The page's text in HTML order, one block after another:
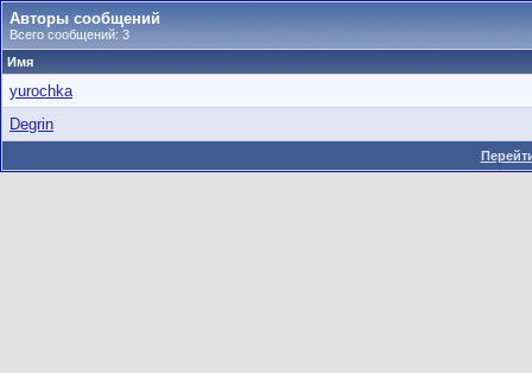
Авторы сообщений
Всего сообщений: 3
Имя
yurochka
Degrin